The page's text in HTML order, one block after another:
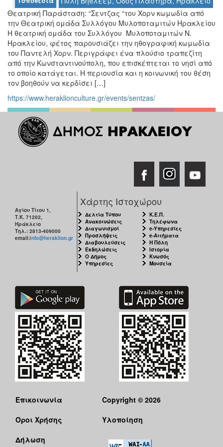
ΤΟΠΟΣ
ΜΑΣ
ΔΗΜΟΣ
ΠΟΛΙΤΙΣΜΟΣ
ΑΝΘΕΚΤΙΚΗ
Θεατρική Παράσταση: “Σεντζας “του Χορν κωμωδία από
την Θεατρική ομάδα Συλλόγου Μυλοποταμιτών Ηρακλείου
Η θεατρική ομάδα του Συλλόγου Μυλοποταμιτών Ν.
Ηρακλείου, φέτος παρουσιάζει την ηθογραφική κωμωδία
του Παντελή Χορν. Περιγράφει ένα πλούσιο τραπεζίτη
από την Κωνσταντινούπολη, που επισκέπτεται το νησί από
το οποίο κατάγεται. Η περιουσία και η κοινωνική του θέση
τον βοηθούν να κερδίσει […]
https://www.heraklionculture.gr/events/sentzas/
Αγίου Τίτου 1,
Τ.Κ. 71202,
Ηράκλειο
Τηλ.: 2813-409000
email:info@heraklion.gr
Χάρτης Ιστοχώρου
Δελτία Τύπου
Ανακοινώσεις
Διαγωνισμοί
Προσλήψεις
Διαβουλεύσεις
Εκδηλώσεις
Ο Δήμος
Υπηρεσίες
Κ.Ε.Π.
Τηλέφωνα
e-Υπηρεσίες
e-Αιτήματα
Η Πόλη
Ιστορία
Κνωσός
Μουσεία
Επικοινωνία
Όροι Χρήσης
Δήλωση
Copyright © 2026
Υλοποίηση